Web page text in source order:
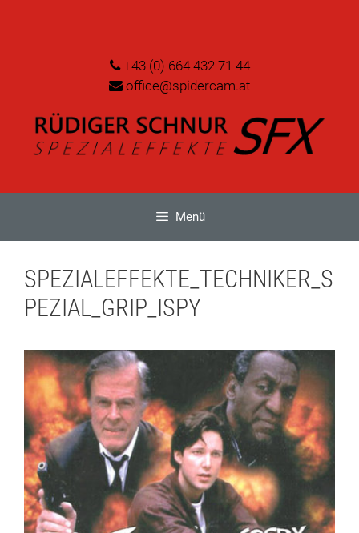
+43 (0) 664 432 71 44
office@spidercam.at
Menü
SPEZIALEFFEKTE_TECHNIKER_S
PEZIAL_GRIP_ISPY